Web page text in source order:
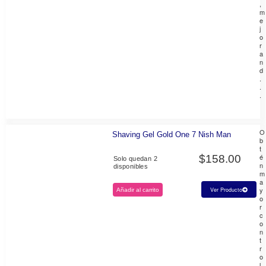
,
m
e
j
o
r
a
n
d
.
.
.
Shaving Gel Gold One 7 Nish Man
Solo quedan 2
disponibles
$158.00
Añadir al carrito Ver Producto
O
b
t
é
n
m
a
y
o
r
c
o
n
t
r
o